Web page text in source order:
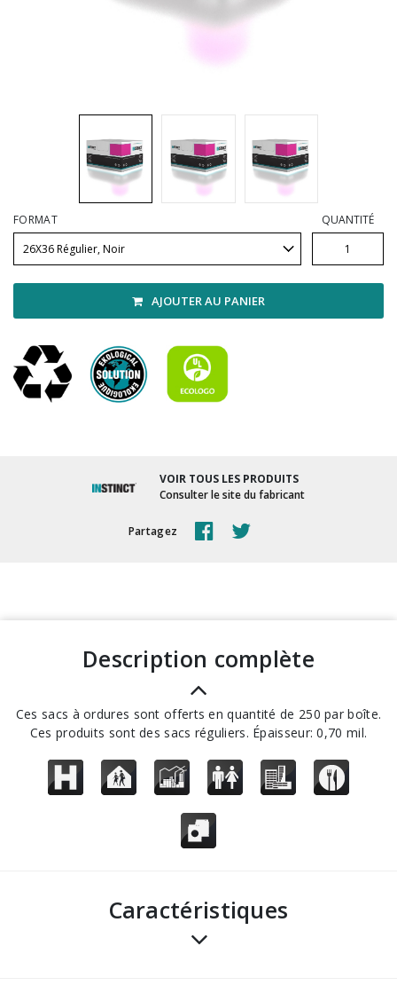
Seaux, essoreuses
Tampons, porte-tampons et manches
Vadrouilles, manches et cadres
FORMAT QUANTITÉ
AJOUTER AU PANIER
VOIR TOUS LES PRODUITS
Consulter le site du fabricant
Partagez
description complète
Ces sacs à ordures sont offerts en quantité de 250 par boîte.
Ces produits sont des sacs réguliers. Épaisseur: 0,70 mil.
Caractéristiques